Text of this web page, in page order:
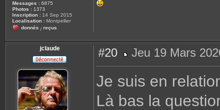
Messages : 6875
Photos : 1373
Inscription : 14 Sep 2015
Localisation : Montpellier
donnés / reçus
jclaude #20
e
Jeu 19 Mars
Je suis en
Là bas la